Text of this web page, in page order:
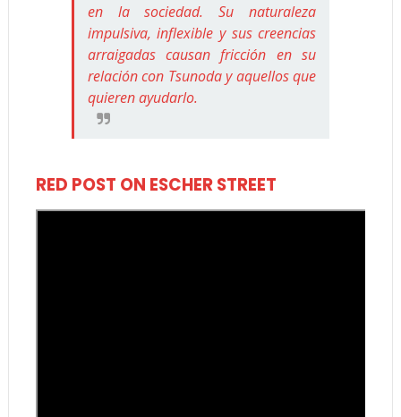
en la sociedad. Su naturaleza
impulsiva, inflexible y sus creencias
arraigadas causan fricción en su
relación con Tsunoda y aquellos que
quieren ayudarlo.
RED POST ON ESCHER STREET